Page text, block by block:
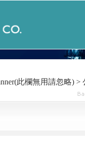
此欄無用請忽略) >